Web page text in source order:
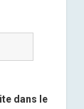
dans le